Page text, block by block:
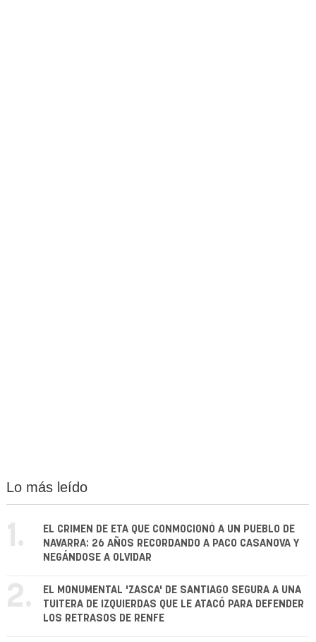
Lo más leído
1.
EL CRIMEN DE ETA QUE CONMOCIONÓ A UN PUEBLO DE
NAVARRA: 26 AÑOS RECORDANDO A PACO CASANOVA Y
NEGÁNDOSE A OLVIDAR
2.
EL MONUMENTAL 'ZASCA' DE SANTIAGO SEGURA A UNA
TUITERA DE IZQUIERDAS QUE LE ATACÓ PARA DEFENDER
LOS RETRASOS DE RENFE